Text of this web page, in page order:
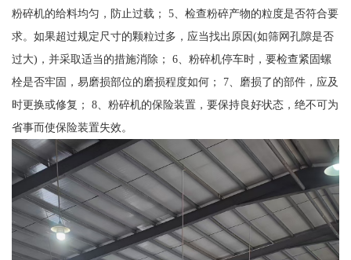
粉碎机的给料均匀，防止过载； 5、检查粉碎产物的粒度是否符合要
求。如果超过规定尺寸的颗粒过多，应当找出原因(如筛网孔隙是否
过大)，并采取适当的措施消除； 6、粉碎机停车时，要检查紧固螺
栓是否牢固，易磨损部位的磨损程度如何； 7、磨损了的部件，应及
时更换或修复； 8、粉碎机的保险装置，要保持良好状态，绝不可为
省事而使保险装置失效。